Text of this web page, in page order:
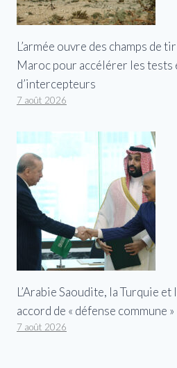
L’armée ouvre des champs de
Maroc pour accélérer les tests
d’intercepteurs
7 août 2026
L’Arabie Saoudite, la Turquie
accord de « défense commune »
7 août 2026